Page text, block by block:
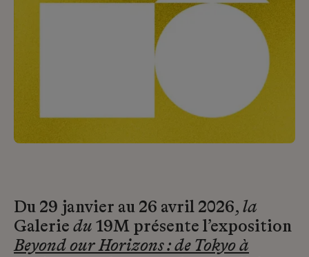
Du 29 janvier au 26 avril 2026, la
Galerie du 19M présente l’exposition
Beyond our Horizons : de Tokyo à